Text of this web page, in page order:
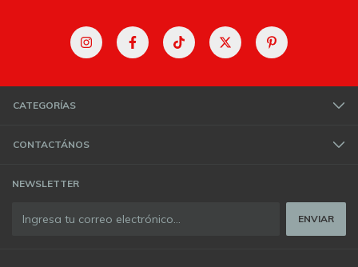
CATEGORÍAS
CONTACTÁNOS
NEWSLETTER